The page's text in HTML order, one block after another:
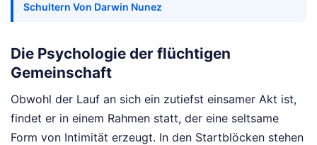
Schultern Von Darwin Nunez
Die Psychologie der flüchtigen
Gemeinschaft
Obwohl der Lauf an sich ein zutiefst einsamer Akt ist,
findet er in einem Rahmen statt, der eine seltsame
Form von Intimität erzeugt. In den Startblöcken stehen